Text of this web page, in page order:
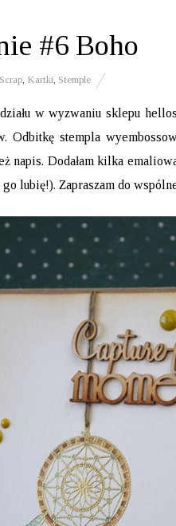
#6 Boho
, Kartki, Stemple
wwyzwaniu sklepu
Odbitkę stempla
napis. Dodałam kilka
lubię!). Zapraszam do